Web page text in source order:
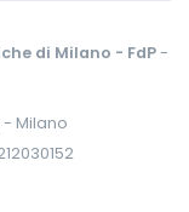
di Milano - FdP-
- Milano